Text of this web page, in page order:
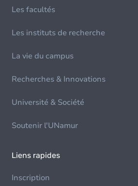
Les facultés
Les instituts de recherche
La vie du campus
Recherches & Innovations
Université & Société
Soutenir l'UNamur
Liens rapides
Inscription